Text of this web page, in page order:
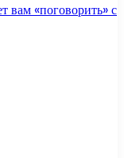
вам «поговорить» с